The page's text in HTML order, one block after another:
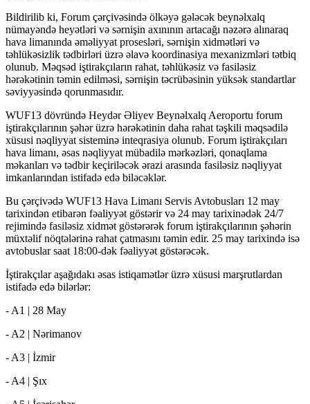
Bildirilib ki, Forum çərçivəsində ölkəyə gələcək beynəlxalq
nümayəndə heyətləri və sərnişin axınının artacağı nəzərə alınaraq
hava limanında əməliyyat prosesləri, sərnişin xidmətləri və
təhlükəsizlik tədbirləri üzrə əlavə koordinasiya mexanizmləri tətbiq
olunub. Məqsəd iştirakçıların rahat, təhlükəsiz və fasiləsiz
hərəkətinin təmin edilməsi, sərnişin təcrübəsinin yüksək standartlar
səviyyəsində qorunmasıdır.
WUF13 dövründə Heydər Əliyev Beynəlxalq Aeroportu forum
iştirakçılarının şəhər üzrə hərəkətinin daha rahat təşkili məqsədilə
xüsusi nəqliyyat sisteminə inteqrasiya olunub. Forum iştirakçıları
hava limanı, əsas nəqliyyat mübadilə mərkəzləri, qonaqlama
məkanları və tədbir keçiriləcək ərazi arasında fasiləsiz nəqliyyat
imkanlarından istifadə edə biləcəklər.
Bu çərçivədə WUF13 Hava Limanı Servis Avtobusları 12 may
tarixindən etibarən fəaliyyət göstərir və 24 may tarixinədək 24/7
rejimində fasiləsiz xidmət göstərərək forum iştirakçılarının şəhərin
müxtəlif nöqtələrinə rahat çatmasını təmin edir. 25 may tarixində isə
avtobuslar saat 18:00-dək fəaliyyət göstərəcək.
İştirakçılar aşağıdakı əsas istiqamətlər üzrə xüsusi marşrutlardan
istifadə edə bilərlər:
- A1 | 28 May
- A2 | Nərimanov
- A3 | İzmir
- A4 | Şıx